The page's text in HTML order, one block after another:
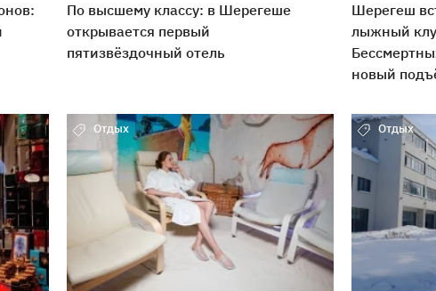
По высшему классу: в Шерегеше
открывается первый
пятизвёздочный отель
Шерегеш
лыжный
новый
Отдых Отдых